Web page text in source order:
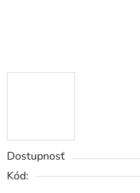
Dostupnosť
Kód: